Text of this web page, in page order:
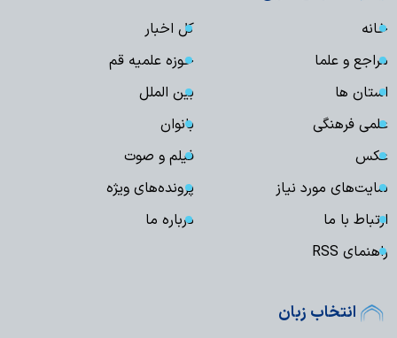
خانه
کل اخبار
مراجع و علما
حوزه علمیه قم
استان ها
بین الملل
علمی فرهنگی
بانوان
عکس
فیلم و صوت
سایت‌های مورد نیاز
پرونده‌های ویژه
ارتباط با ما
درباره ما
راهنمای RSS
انتخاب زبان